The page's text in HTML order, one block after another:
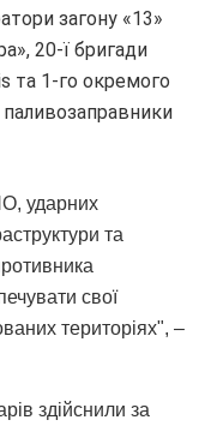
загону «13»
20-ї бригади
та 1-го окремого
паливозаправники
ударних
та
свої
територіях", –
здійснили за